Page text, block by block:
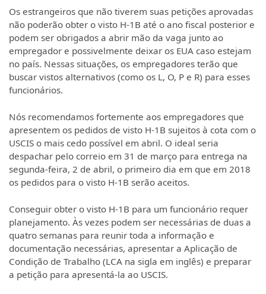
Os estrangeiros que não tiverem suas petições aprovadas
não poderão obter o visto H-1B até o ano fiscal posterior e
podem ser obrigados a abrir mão da vaga junto ao
empregador e possivelmente deixar os EUA caso estejam
no país. Nessas situações, os empregadores terão que
buscar vistos alternativos (como os L, O, P e R) para esses
funcionários.
Nós recomendamos fortemente aos empregadores que
apresentem os pedidos de visto H-1B sujeitos à cota com o
USCIS o mais cedo possível em abril. O ideal seria
despachar pelo correio em 31 de março para entrega na
segunda-feira, 2 de abril, o primeiro dia em que em 2018
os pedidos para o visto H-1B serão aceitos.
Conseguir obter o visto H-1B para um funcionário requer
planejamento. Às vezes podem ser necessárias de duas a
quatro semanas para reunir toda a informação e
documentação necessárias, apresentar a Aplicação de
Condição de Trabalho (LCA na sigla em inglês) e preparar
a petição para apresentá-la ao USCIS.